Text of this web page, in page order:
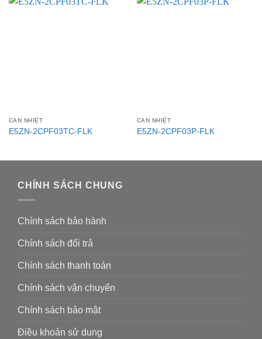
CAN NHIỆT
E5ZN-2CPF03TC-FLK
CAN NHIỆT
E5ZN-2CPF03P-FLK
CHÍNH SÁCH CHUNG
Chính sách bảo hành
Chính sách đổi trả
Chính sách thanh toán
Chính sách vận chuyển
Chính sách bảo mật
Điều khoản sử dung